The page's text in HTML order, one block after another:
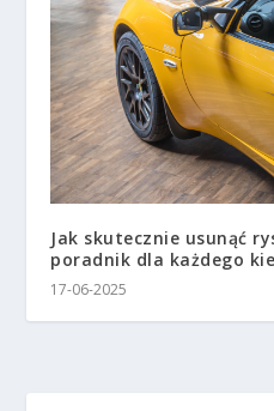
Jak skutecznie usunąć
poradnik dla każdego
17-06-2025